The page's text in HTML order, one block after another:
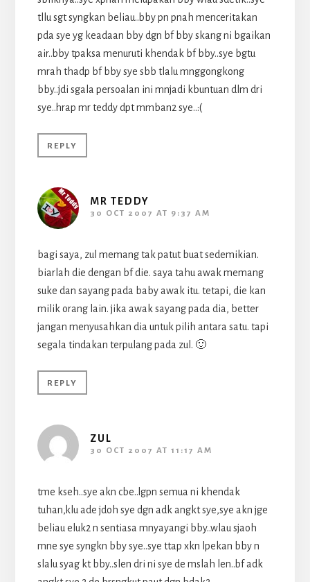
tllu sgt syngkan beliau..bby pn pnah menceritakan
pda sye yg keadaan bby dgn bf bby skang ni bgaikan
air..bby tpaksa menuruti khendak bf bby..sye bgtu
mrah thadp bf bby sye sbb tlalu mnggongkong
bby..jdi sgala persoalan ini mnjadi kbuntuan dlm dri
sye..hrap mr teddy dpt mmban2 sye..:(
REPLY
MR TEDDY
30 OCT 2007 AT 9:37 AM
bagi saya, zul memang tak patut buat sedemikian.
biarlah die dengan bf die. saya tahu awak memang
suke dan sayang pada baby awak itu. tetapi, die kan
milik orang lain. jika awak sayang pada dia, better
jangan menyusahkan dia untuk pilih antara satu. tapi
segala tindakan terpulang pada zul. 🙂
REPLY
ZUL
30 OCT 2007 AT 11:17 AM
tme kseh..sye akn cbe..lgpn semua ni khendak
tuhan,klu ade jdoh sye dgn adk angkt sye,sye akn jge
beliau eluk2 n sentiasa mnyayangi bby..wlau sjaoh
mne sye syngkn bby sye..sye ttap xkn lpekan bby n
slalu syag kt bby..slen dri ni sye de mslah len..bf adk